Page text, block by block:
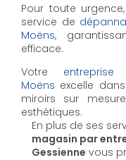
Pour toute urgence,
service de
Moëns,
efficace.
Votre
Moëns excelle
miroirs sur
esthétiques.
En plus de ses
magasin par
Gessienne vous